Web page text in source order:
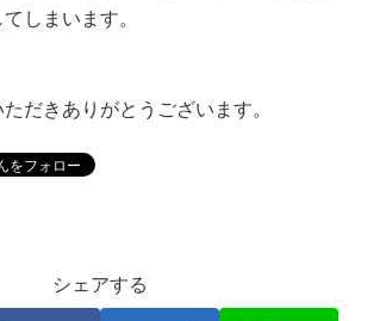
しまいます。
だきありがとうございます。
シェアする